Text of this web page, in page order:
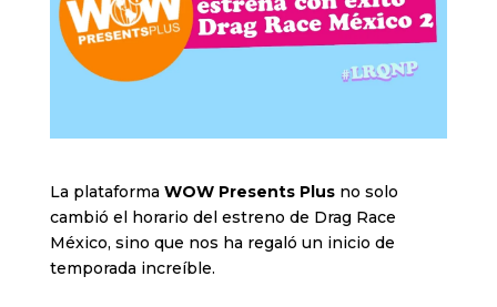
La plataforma WOW Presents Plusno solo
cambió el horario del estreno de Drag Race
México, sino que nos ha regaló un inicio de
temporada increíble.